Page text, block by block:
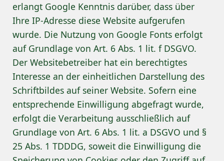
erlangt Google Kenntnis darüber, dass über
Ihre IP-Adresse diese Website aufgerufen
wurde. Die Nutzung von Google Fonts erfolgt
auf Grundlage von Art. 6 Abs. 1 lit. f DSGVO.
Der Websitebetreiber hat ein berechtigtes
Interesse an der einheitlichen Darstellung des
Schriftbildes auf seiner Website. Sofern eine
entsprechende Einwilligung abgefragt wurde,
erfolgt die Verarbeitung ausschließlich auf
Grundlage von Art. 6 Abs. 1 lit. a DSGVO und §
25 Abs. 1 TDDDG, soweit die Einwilligung die